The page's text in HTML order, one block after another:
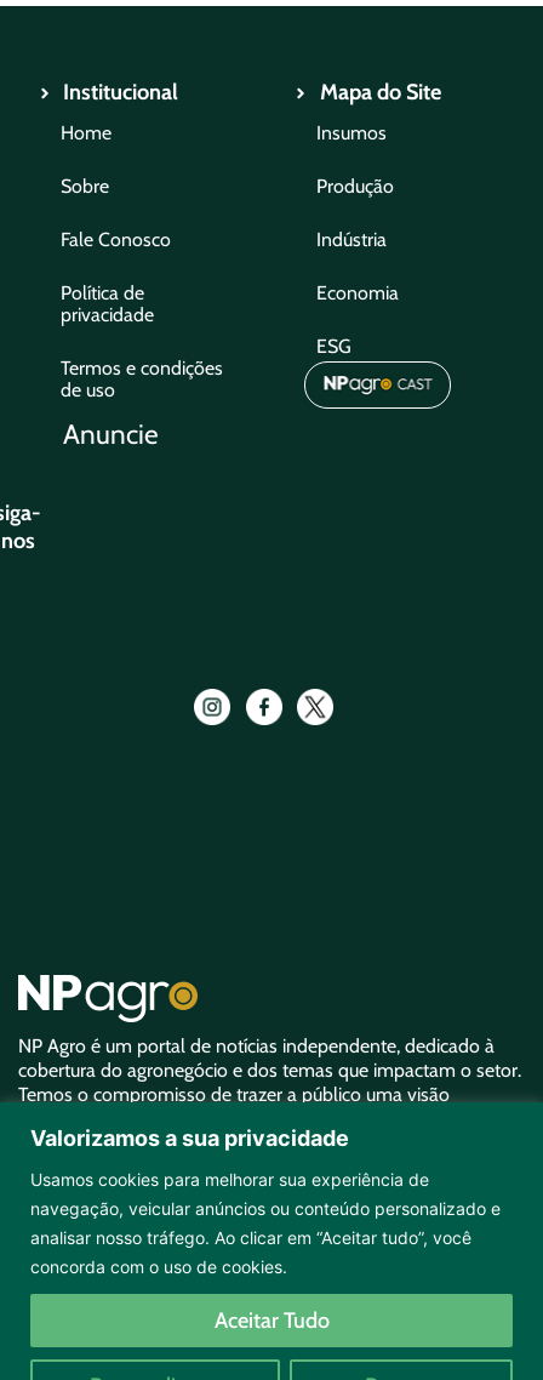
Valorizamos a sua privacidade
Usamos cookies para melhorar sua experiência de
navegação, veicular anúncios ou conteúdo personalizado e
analisar nosso tráfego. Ao clicar em “Aceitar tudo”, você
concorda com o uso de cookies.
Aceitar Tudo
NP Agro é um portal de notícias independente, dedicado à
cobertura do agronegócio e dos temas que impactam o setor.
Temos o compromisso de trazer a público uma visão
equivalente à sua importância.
Institucional
Home
Sobre
Fale Conosco
Política de
privacidade
Termos e condições
de uso
Anuncie
Mapa do Site
Insumos
Produção
Indústria
Economia
ESG
nos
Copyright ©2026 NPAgro. Todos os direitos reservados.